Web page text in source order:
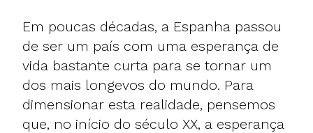
Em poucas décadas, a Espanha passou
de ser um país com uma esperança de
vida bastante curta para se tornar um
dos mais longevos do mundo. Para
dimensionar esta realidade, pensemos
que, no início do século XX, a esperança